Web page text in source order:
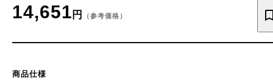
14,651 円 （参考価格）
商品仕様